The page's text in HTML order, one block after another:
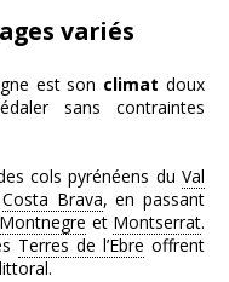
variés
est son climatdoux
sans contraintes
cols pyrénéens duVal
Costa Brava, en passant
Montnegre et Montserrat.
Terres de l’Ebre offrent